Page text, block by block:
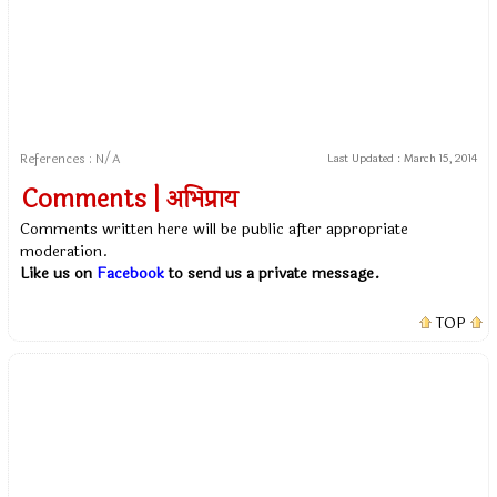
References : N/A Last Updated : March 15, 2014
Comments | अभिप्राय
Comments written here will be public after appropriate
moderation.
Like us on Facebookto send us a private message.
TOP